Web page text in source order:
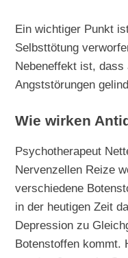
Ein wichtiger Punkt
Selbsttötung
Nebeneffekt ist,
Angststörungen
Wie wirken
Psychotherapeut
Nervenzellen Reize
verschiedene
in der heutigen Zeit
Depression zu
Botenstoffen kommt.